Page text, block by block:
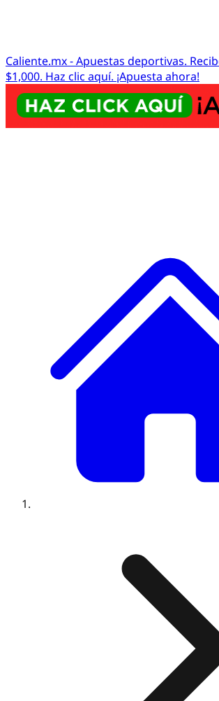
Caliente.mx - Apuestas deportivas.
$1,000. Haz clic aquí. ¡Apuesta ahora!